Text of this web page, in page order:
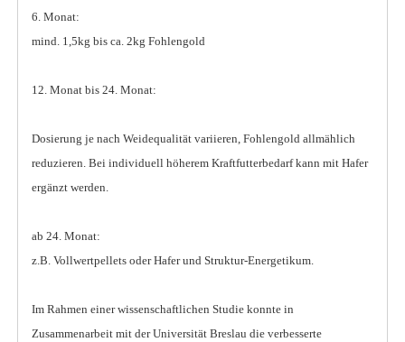
6. Monat:
mind. 1,5kg bis ca. 2kg Fohlengold
12. Monat bis 24. Monat:
Dosierung je nach Weidequalität variieren, Fohlengold allmählich
reduzieren. Bei individuell höherem Kraftfutterbedarf kann mit Hafer
ergänzt werden.
ab 24. Monat:
z.B. Vollwertpellets oder Hafer und Struktur-Energetikum.
Im Rahmen einer wissenschaftlichen Studie konnte in
Zusammenarbeit mit der Universität Breslau die verbesserte